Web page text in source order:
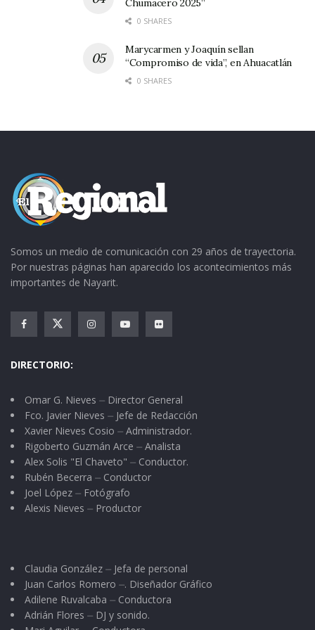
intercambié algunas palabras y después esperé
que llegara el momento de la rifa, no sin antes
atestiguar la entrega de preseas a los
sus distintos géneros.
Gobierno el cual por cierto me pareció muy
atinado toda vez que externó su inquietud de
valorar también a los periodistas que nos
capital.
El desayuno no estuvo tan mal: Frijolitos,
chilaquiles, carne asada y una quesadilla.
Después la rifa, la alegría de quienes resultaron
afortunados, y la tristeza de aquellos cuya
nosotros, ¡Aunque sea con un mensaje de
felicitación!
Chumacero 2025”
0 SHARES
Marycarmen y Joaquín sellan
“Compromiso de vida”, en Ahuacatlán
0 SHARES
Somos un medio de comunicación con 29 años de trayectoria.
Por nuestras páginas han aparecido los acontecimientos más
importantes de Nayarit.
DIRECTORIO:
Omar G. Nieves ⏤ Director General
Fco. Javier Nieves ⏤ Jefe de Redacción
Xavier Nieves Cosio ⏤ Administrador.
Rigoberto Guzmán Arce ⏤ Analista
Alex Solis "El Chaveto" ⏤ Conductor.
Rubén Becerra ⏤ Conductor
Joel López ⏤ Fotógrafo
Alexis Nieves ⏤ Productor
Claudia González ⏤ Jefa de personal
Juan Carlos Romero ⏤. Diseñador Gráfico
Adilene Ruvalcaba ⏤ Conductora
Adrián Flores ⏤ DJ y sonido.